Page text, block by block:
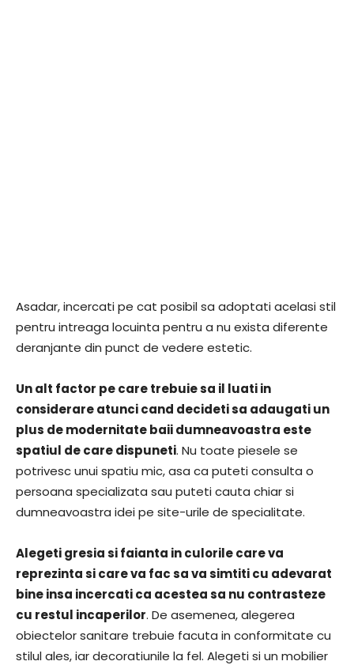
Asadar, incercati pe cat posibil sa adoptati acelasi stil
pentru intreaga locuinta pentru a nu exista diferente
deranjante din punct de vedere estetic.
Un alt factor pe care trebuie sa il luati in
considerare atunci cand decideti sa adaugati un
plus de modernitate baii dumneavoastra este
spatiul de care dispuneti. Nu toate piesele se
potrivesc unui spatiu mic, asa ca puteti consulta o
persoana specializata sau puteti cauta chiar si
dumneavoastra idei pe site-urile de specialitate.
Alegeti gresia si faianta in culorile care va
reprezinta si care va fac sa va simtiti cu adevarat
bine insa incercati ca acestea sa nu contrasteze
cu restul incaperilor. De asemenea, alegerea
obiectelor sanitare trebuie facuta in conformitate cu
stilul ales, iar decoratiunile la fel. Alegeti si un mobilier